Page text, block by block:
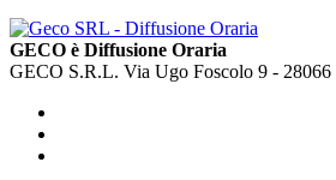
GECO è Diffusione Oraria
GECO S.R.L. Via Ugo Foscolo 9 -